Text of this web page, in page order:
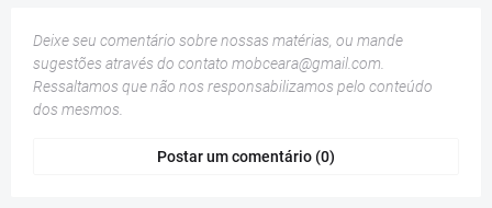
Deixe seu comentário sobre nossas matérias, ou mande
sugestões através do contato mobceara@gmail.com
Ressaltamos que não nos responsabilizamos pelo conteúdo
dos mesmos.
Postar um comentário (0)